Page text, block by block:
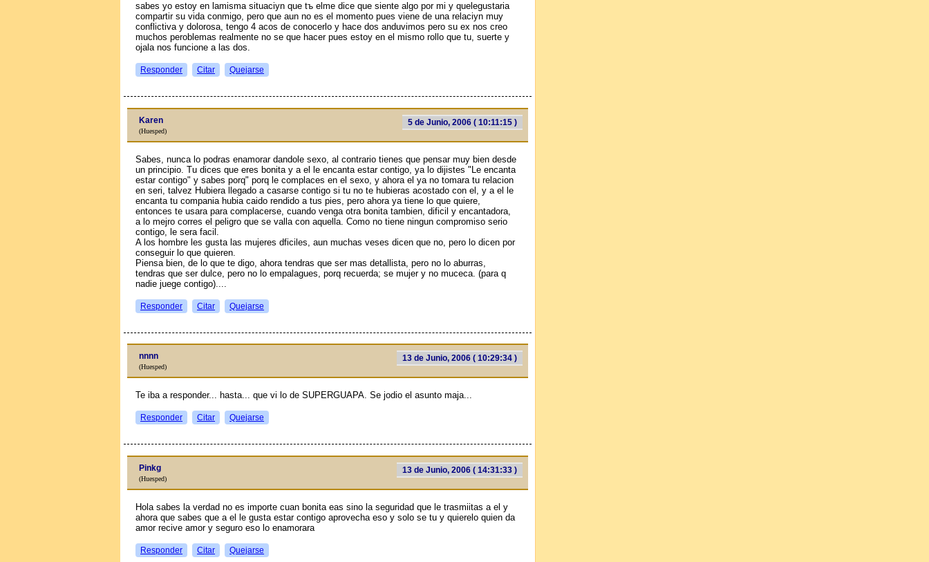
sabes yo estoy en lamisma situaciуn que tъ elme dice que siente algo por mi y quelegustaria
compartir su vida conmigo, pero que aun no es el momento pues viene de una relaciуn muy
conflictiva y dolorosa, tengo 4 aсos de conocerlo y hace dos anduvimos pero su ex nos creo
muchos peroblemas realmente no se que hacer pues estoy en el mismo rollo que tu, suerte y
ojala nos funcione a las dos.
Responder Citar Quejarse
5 de Junio, 2006 ( 10:11:15 )
Karen
(Huesped)
Sabes, nunca lo podras enamorar dandole sexo, al contrario tienes que pensar muy bien desde
un principio. Tu dices que eres bonita y a el le encanta estar contigo, ya lo dijistes "Le encanta
estar contigo" y sabes porq" porq le complaces en el sexo, y ahora el ya no tomara tu relacion
en seri, talvez Hubiera llegado a casarse contigo si tu no te hubieras acostado con el, y a el le
encanta tu compania hubia caido rendido a tus pies, pero ahora ya tiene lo que quiere,
entonces te usara para complacerse, cuando venga otra bonita tambien, dificil y encantadora,
a lo mejro corres el peligro que se valla con aquella. Como no tiene ningun compromiso serio
contigo, le sera facil.
A los hombre les gusta las mujeres dficiles, aun muchas veses dicen que no, pero lo dicen por
conseguir lo que quieren.
Piensa bien, de lo que te digo, ahora tendras que ser mas detallista, pero no lo aburras,
tendras que ser dulce, pero no lo empalagues, porq recuerda; se mujer y no muсeca. (para q
nadie juege contigo)....
Responder Citar Quejarse
13 de Junio, 2006 ( 10:29:34 )
nnnn
(Huesped)
Te iba a responder... hasta... que vi lo de SUPERGUAPA. Se jodio el asunto maja...
Responder Citar Quejarse
13 de Junio, 2006 ( 14:31:33 )
Pinkg
(Huesped)
Hola sabes la verdad no es importe cuan bonita eas sino la seguridad que le trasmiitas a el y
ahora que sabes que a el le gusta estar contigo aprovecha eso y solo se tu y quierelo quien da
amor recive amor y seguro eso lo enamorara
Responder Citar Quejarse